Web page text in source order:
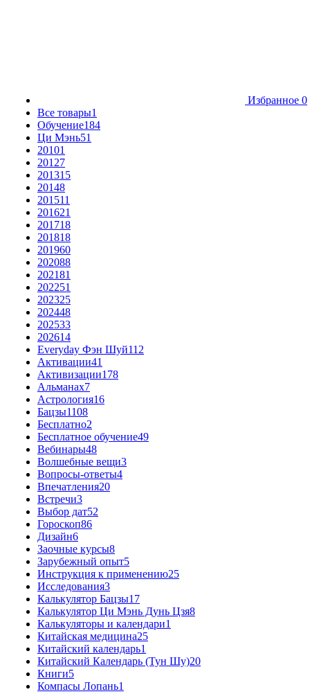
Избранное 0
Все товары1
Обучение184
Ци Мэнь51
20101
20127
201315
20148
201511
201621
201718
201818
201960
202088
202181
202251
202325
202448
202533
202614
Everyday Фэн Шуй112
Активации41
Активизации178
Альманах7
Астрология16
Бацзы1108
Бесплатно2
Бесплатное обучение49
Вебинары48
Волшебные вещи3
Вопросы-ответы4
Впечатления20
Встречи3
Выбор дат52
Гороскоп86
Дизайн6
Заочные курсы8
Зарубежный опыт5
Инструкция к применению25
Исследования3
Калькулятор Бацзы17
Калькулятор Ци Мэнь Дунь Цзя8
Калькуляторы и календари1
Китайская медицина25
Китайский календарь1
Китайский Календарь (Тун Шу)20
Книги5
Компасы Лопань1